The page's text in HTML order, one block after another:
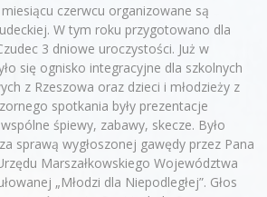
czerwcu organizowane są
W tym roku przygotowano dla
3 dniowe uroczystości. Już w
się ognisko integracyjne dla szkolnych
z Rzeszowa oraz dzieci i młodzieży z
spotkania były prezentacje
śpiewy, zabawy, skecze. Było
sprawą wygłoszonej gawędy przez Pana
Marszałkowskiego Województwa
„Młodzi dla Niepodległej”. Głos